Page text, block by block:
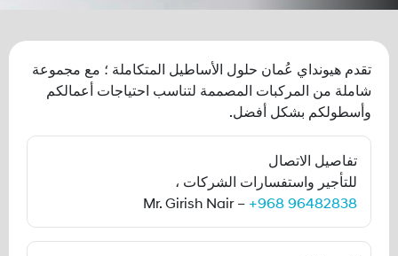
تقدم هيونداي عُمان حلول الأساطيل المتكاملة ؛ مع مجموعة
شاملة من المركبات المصممة لتناسب احتياجات أعمالكم
وأسطولكم بشكل أفضل.
تفاصيل الاتصال
للتأجير واستفسارات الشركات ،
Mr. Girish Nair – +968 96482838